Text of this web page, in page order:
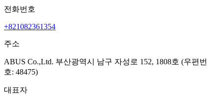
전화번호
+821082361354
주소
ABUS Co.,Ltd. 부산광역시 남구 자성로 152, 1808호 (우편번
호: 48475)
대표자